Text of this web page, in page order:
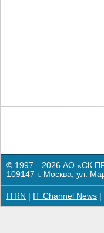
© 1997—2026 АО «СК
109147 г. Москва, ул.
ITRN IT Channel News